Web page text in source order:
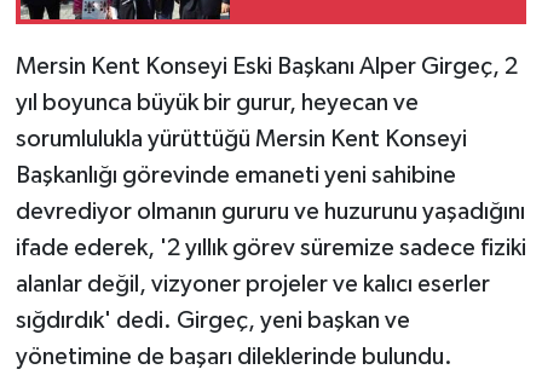
Mersin Kent Konseyi Eski Başkanı Alper Girgeç, 2
yıl boyunca büyük bir gurur, heyecan ve
sorumlulukla yürüttüğü Mersin Kent Konseyi
Başkanlığı görevinde emaneti yeni sahibine
devrediyor olmanın gururu ve huzurunu yaşadığını
ifade ederek, '2 yıllık görev süremize sadece fiziki
alanlar değil, vizyoner projeler ve kalıcı eserler
sığdırdık' dedi. Girgeç, yeni başkan ve
yönetimine de başarı dileklerinde bulundu.